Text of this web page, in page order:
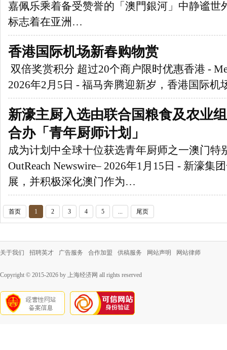
嘉佩乐乘着备受赞誉的「澳門銀河」中静谧世
标志着在亚洲…
香港国际机场新春购物赏
双倍奖赏积分 超过20个商户限时优惠香港 -
2026年2月5日 - 福马奔腾迎新岁，香港国际机
新濠主厨入选由联合国粮食及农业
合办「青年厨师计划」
成为计划中全球十位获选青年厨师之一澳门特
OutReach Newswire– 2026年1月15日 - 新濠集
展，并积极深化澳门作为…
首页 1 2 3 4 5 ... 尾页
关于我们 招聘英才 广告服务 合作加盟 供稿服务 网站声明 网站律师
Copyright © 2015-2026 by 上海经济网 all rights reserved